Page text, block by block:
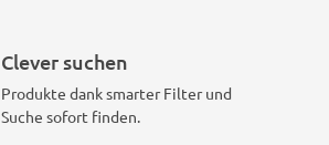
Clever suchen
Produkte dank smarter Filter und
Suche sofort finden.